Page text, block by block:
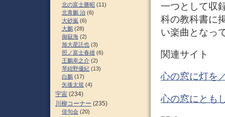
一つとして収
科の教科書に
い楽曲となっ
関連サイト
心の窓に灯を
心の窓にとも
北の富士勝昭 (11)
北青鵬 治 (6)
大砂嵐 (6)
大鵬 (28)
御嶽海 (2)
旭大星託也 (3)
照ノ富士春雄 (6)
王鵬幸之介 (2)
琴紺野優紀 (13)
白鵬 (17)
矢後太規 (4)
宇宙 (234)
川柳コーナー (235)
俳句会 (20)